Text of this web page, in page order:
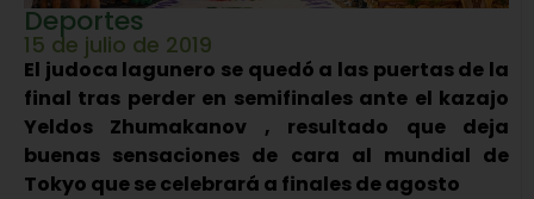
Deportes
15 de julio de 2019
El judoca lagunero se quedó a las puertas de la
final tras perder en semifinales ante el kazajo
Yeldos Zhumakanov , resultado que deja
buenas sensaciones de cara al mundial de
Tokyo que se celebrará a finales de agosto